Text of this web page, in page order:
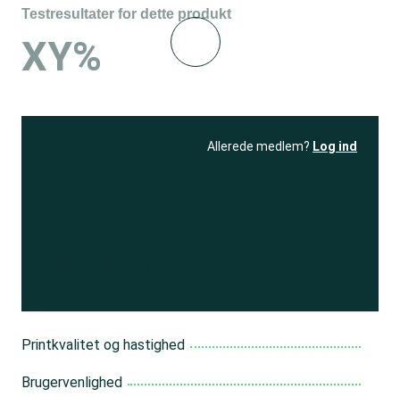
Testresultater for dette produkt
XY%
Allerede medlem? Log ind
Printkvalitet og hastighed
Brugervenlighed